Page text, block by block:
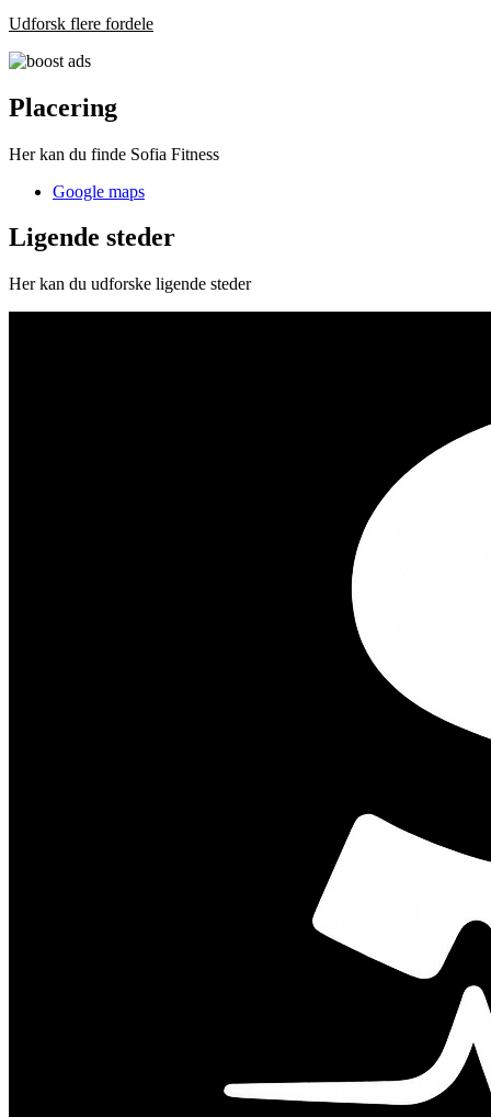
Udforsk flere fordele
Placering
Her kan du finde Sofia Fitness
Google maps
Ligende steder
Her kan du udforske ligende steder